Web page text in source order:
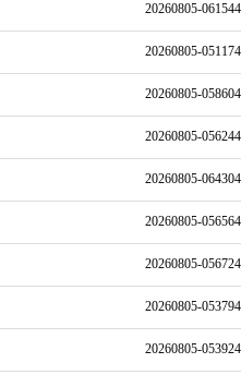
20260805-
20260805-
20260805-
20260805-
20260805-
20260805-
20260805-
20260805-
20260805-